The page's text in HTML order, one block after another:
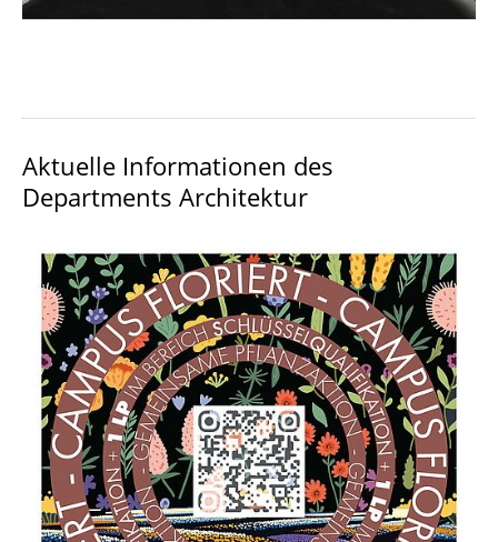
Aktuelle Informationen des
Departments Architektur